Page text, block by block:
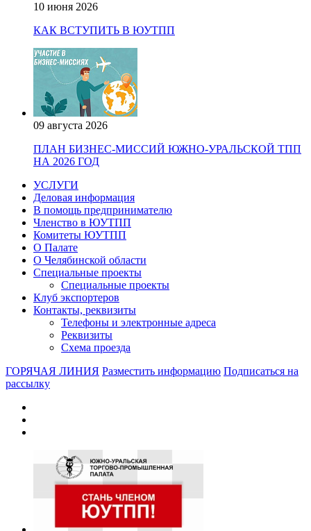
10 июня 2026
КАК ВСТУПИТЬ В ЮУТПП
09 августа 2026
ПЛАН БИЗНЕС-МИССИЙ ЮЖНО-УРАЛЬСКОЙ ТПП
НА 2026 ГОД
УСЛУГИ
Деловая информация
В помощь предпринимателю
Членство в ЮУТПП
Комитеты ЮУТПП
О Палате
О Челябинской области
Специальные проекты
Специальные проекты
Клуб экспортеров
Контакты, реквизиты
Телефоны и электронные адреса
Реквизиты
Схема проезда
ГОРЯЧАЯ ЛИНИЯ Разместить информацию Подписаться на
рассылку